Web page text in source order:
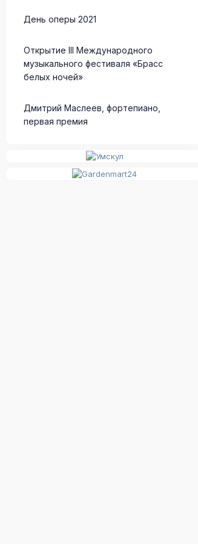
День оперы 2021
Открытие III Международного
музыкального фестиваля «Брасс
белых ночей»
Дмитрий Маслеев, фортепиано,
первая премия